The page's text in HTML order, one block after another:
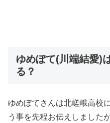
ゆめぽて(川端結愛)
る？
ゆめぽてさんは北嵯峨高校
う事を先程お伝えしました